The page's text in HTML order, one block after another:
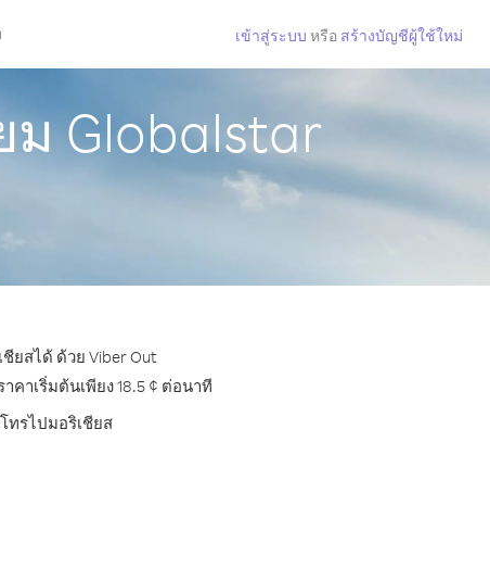
เข้าสู่ระบบ หรือ สร้างบัญชีผู้ใช้ใหม่
ม Globalstar
ยสได้ ด้วย Viber Out
าเริ่มต้นเพียง 18.5 ¢ ต่อนาที
ทรไปมอริเชียส